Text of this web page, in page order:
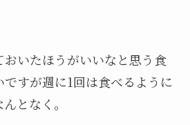
いたほうがいいなと思う食
すが週に1回は食べるように
となく。